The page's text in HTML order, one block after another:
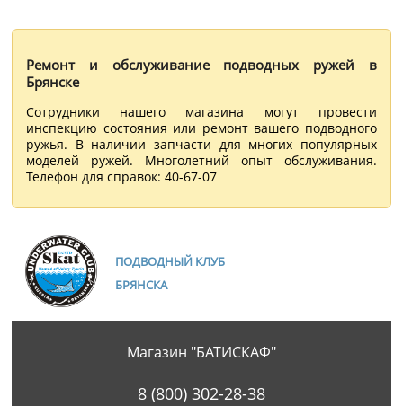
Ремонт и обслуживание подводных ружей в
Брянске
Сотрудники нашего магазина могут провести
инспекцию состояния или ремонт вашего подводного
ружья. В наличии запчасти для многих популярных
моделей ружей. Многолетний опыт обслуживания.
Телефон для справок: 40-67-07
ПОДВОДНЫЙ КЛУБ
БРЯНСКА
Магазин "БАТИСКАФ"
8 (800) 302-28-38